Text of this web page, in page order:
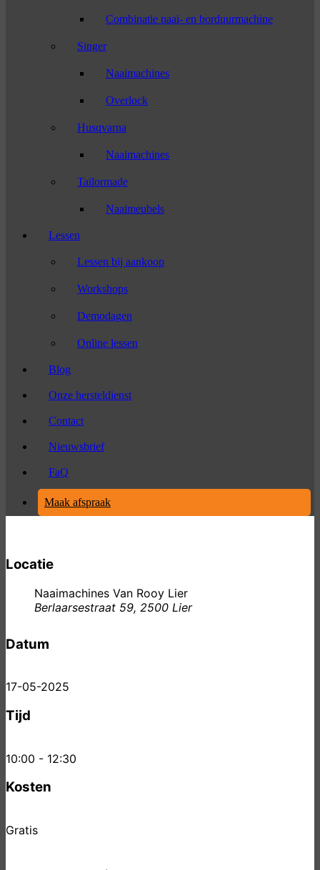
Combinatie naai- en borduurmachine
Singer
Naaimachines
Overlock
Husqvarna
Naaimachines
Tailormade
Naaimeubels
Lessen
Lessen bij aankoop
Workshops
Demodagen
Online lessen
Blog
Onze hersteldienst
Contact
Nieuwsbrief
FaQ
Maak afspraak
Locatie
Naaimachines Van Rooy Lier
Berlaarsestraat 59, 2500 Lier
Datum
17-05-2025
Tijd
10:00 - 12:30
Kosten
Gratis